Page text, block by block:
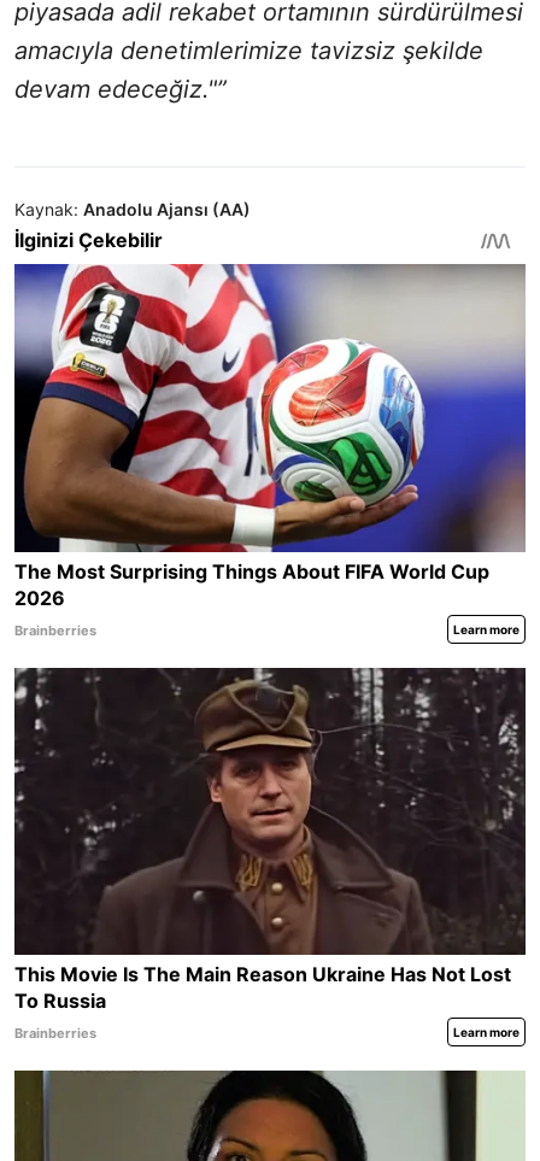
piyasada adil rekabet ortamının sürdürülmesi
amacıyla denetimlerimize tavizsiz şekilde
devam edeceğiz."”
Kaynak: Anadolu Ajansı (AA)